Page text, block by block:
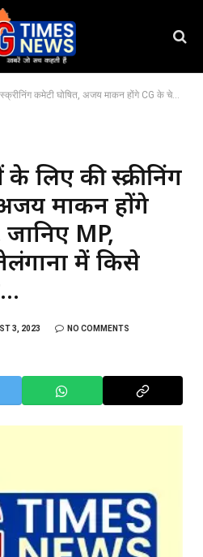
माकन होंगे CG के चेयरमैन, जानिए MP, राजस्थान और तेलंगाना में किसे मिली जिम्मेदारी…
के लिए की स्क्रीनिंग
माकन होंगे
MP,
में किसे
3, 2023 NO COMMENTS